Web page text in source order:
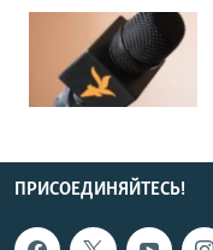
ПРИСОЕДИНЯЙТЕСЬ!